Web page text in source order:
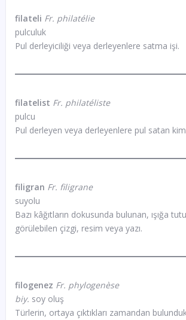
filateli Fr. philatélie
pulculuk
Pul derleyiciliği veya derleyenlere satma işi.
filatelist Fr. philatéliste
pulcu
Pul derleyen veya derleyenlere pul satan
filigran Fr. filigrane
suyolu
Bazı kâğıtların dokusunda bulunan, ışığa
görülebilen çizgi, resim veya yazı.
filogenez Fr. phylogenèse
biy. soy oluş
Türlerin, ortaya çıktıkları zamandan